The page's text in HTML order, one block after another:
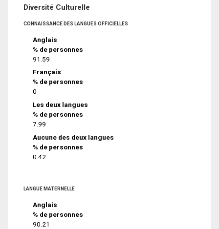
Diversité Culturelle
CONNAISSANCE DES LANGUES OFFICIELLES
Anglais
% de personnes
91.59
Français
% de personnes
0
Les deux langues
% de personnes
7.99
Aucune des deux langues
% de personnes
0.42
LANGUE MATERNELLE
Anglais
% de personnes
90.21